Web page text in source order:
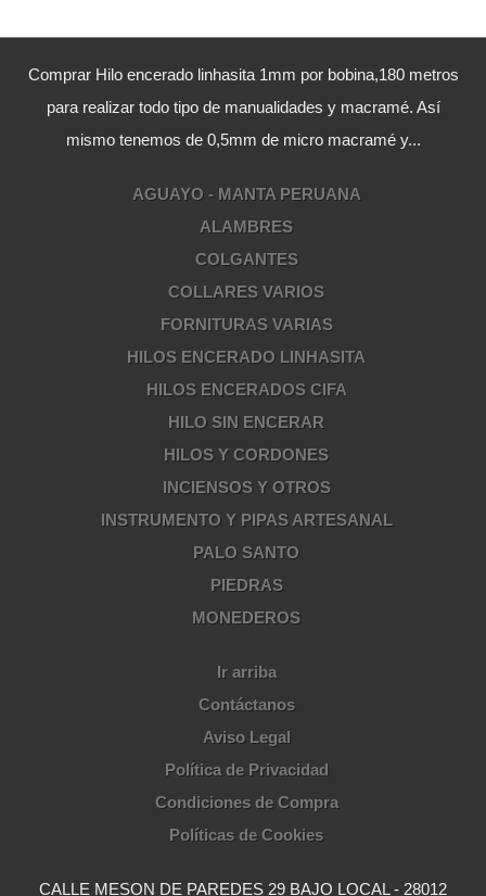
Comprar Hilo encerado linhasita 1mm por bobina,180 metros
para realizar todo tipo de manualidades y macramé. Así
mismo tenemos de 0,5mm de micro macramé y...
AGUAYO - MANTA PERUANA
ALAMBRES
COLGANTES
COLLARES VARIOS
FORNITURAS VARIAS
HILOS ENCERADO LINHASITA
HILOS ENCERADOS CIFA
HILO SIN ENCERAR
HILOS Y CORDONES
INCIENSOS Y OTROS
INSTRUMENTO Y PIPAS ARTESANAL
PALO SANTO
PIEDRAS
MONEDEROS
Ir arriba
Contáctanos
Aviso Legal
Política de Privacidad
Condiciones de Compra
Políticas de Cookies
CALLE MESON DE PAREDES 29 BAJO LOCAL - 28012